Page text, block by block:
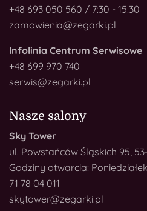
+48 693 050 560 / 7:30 - 15:30
zamowienia@zegarki.pl
Infolinia Centrum Serwisowe
+48 699 970 740
serwis@zegarki.pl
Nasze salony
Sky Tower
ul. Powstańców Śląskich 95,
Godziny otwarcia:
71 78 04 011
skytower@zegarki.pl